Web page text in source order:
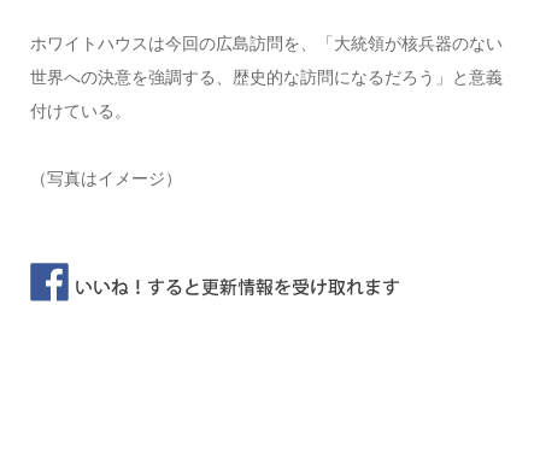
ホワイトハウスは今回の広島訪問を、「大統領が核兵器のない
世界への決意を強調する、歴史的な訪問になるだろう」と意義
付けている。
（写真はイメージ）